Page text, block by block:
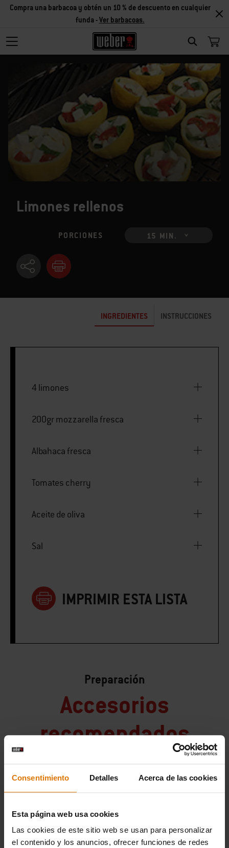
Consentimiento Detalles Acerca de las cookies
Esta página web usa cookies
Las cookies de este sitio web se usan para personalizar
el contenido y los anuncios, ofrecer funciones de redes
SEARCH
Compra una barbacoa y obtén un 10 % de descuento en cualquier
funda -Ver barbacoas.
Limones rellenos
PORCIONES 15 MIN.
INGREDIENTES INSTRUCCIONES
4 limones
200gr mozzarella fresca
Albahaca fresca
Tomates cherry
Aceite de oliva
Sal
IMPRIMIR ESTA LISTA
Preparación
Accesorios
recomendados